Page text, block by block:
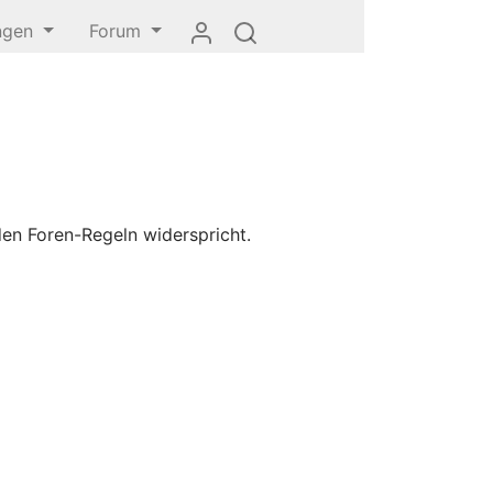
Forum
Foren-Regeln widerspricht.